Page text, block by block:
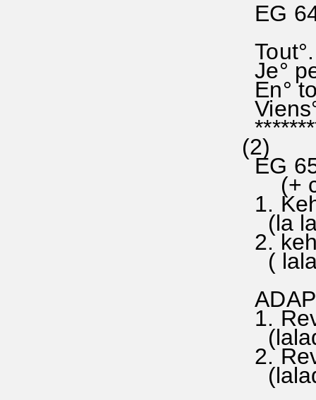
EG
Je°
En°
(2)
EG
(+
1.
(la
2.
( lala
1.
2.